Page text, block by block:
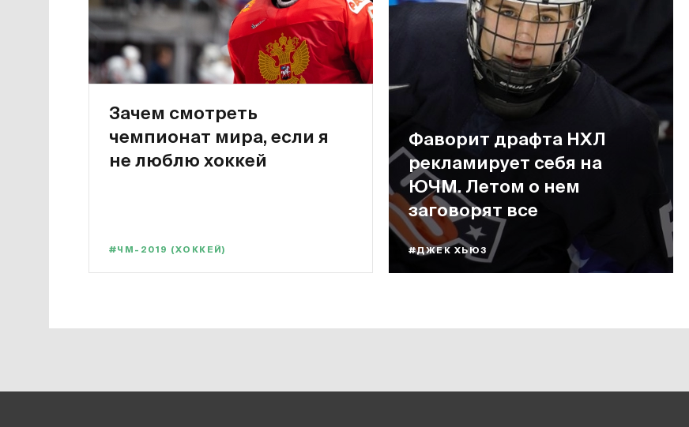
Зачем смотреть
чемпионат мира, если я
не люблю хоккей
#ЧМ-2019 (ХОККЕЙ)
Фаворит драфта НХЛ
рекламирует себя на
ЮЧМ. Летом о нем
заговорят все
#ДЖЕК ХЬЮЗ